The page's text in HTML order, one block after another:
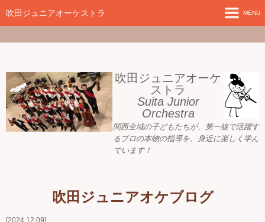
verification=nW1XDOjsXUeBk5Tr0WL2kTnlmTP78udH3yRHAbTSBv8
吹田ジュニアオーケストラ
吹田ジュニアオーケ
ストラ
Suita Junior
Orchestra
関西全域の子どもたちが、
第一線で活躍す
るプロの本物の指導を、身近に楽しく学ん
でいます！
MENU
ホーム
新着情報
活動目標
指導者ご紹介
プレジュニア クラス
練習会場
吹田ジュニアオケブログ
2024.12.09